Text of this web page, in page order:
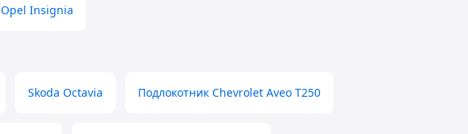
Opel Insignia
Skoda Octavia Подлокотник Chevrolet Aveo T250